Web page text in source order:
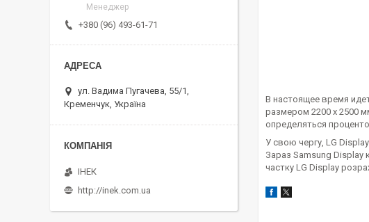
В настоящее время
размером 2200 х 2500
определяться
У свою чергу, LG
Зараз Samsung Display
частку LG Display
Менеджер
+380 (96) 493-61-71
ул. Вадима Пугачева, 55/1,
Кременчук, Україна
ІНЕК
http://inek.com.ua